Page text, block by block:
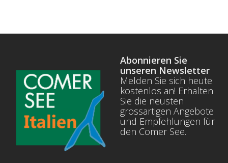
Abonnieren Sie
unseren Newsletter
Melden Sie sich heute
kostenlos an! Erhalten
Sie die neusten
grossartigen Angebote
und Empfehlungen für
den Comer See.